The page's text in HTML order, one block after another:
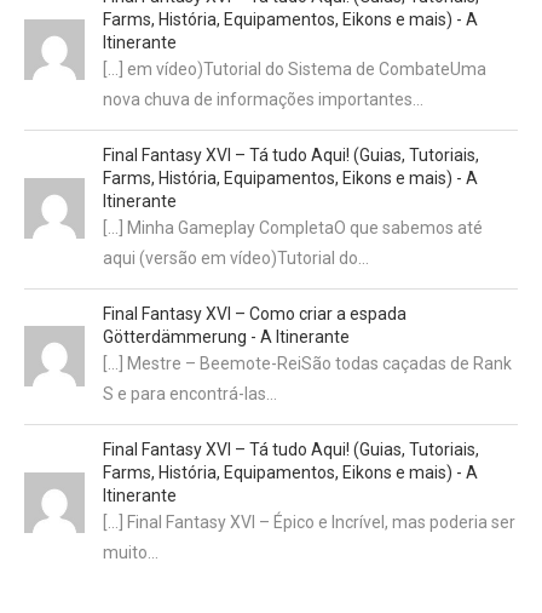
Farms, História, Equipamentos, Eikons e mais) - A
Itinerante
[…] em vídeo)Tutorial do Sistema de CombateUma
nova chuva de informações importantes…
Final Fantasy XVI – Tá tudo Aqui! (Guias, Tutoriais,
Farms, História, Equipamentos, Eikons e mais) - A
Itinerante
[…] Minha Gameplay CompletaO que sabemos até
aqui (versão em vídeo)Tutorial do…
Final Fantasy XVI – Como criar a espada
Götterdämmerung - A Itinerante
[…] Mestre – Beemote-ReiSão todas caçadas de Rank
S e para encontrá-las…
Final Fantasy XVI – Tá tudo Aqui! (Guias, Tutoriais,
Farms, História, Equipamentos, Eikons e mais) - A
Itinerante
[…] Final Fantasy XVI – Épico e Incrível, mas poderia ser
muito…